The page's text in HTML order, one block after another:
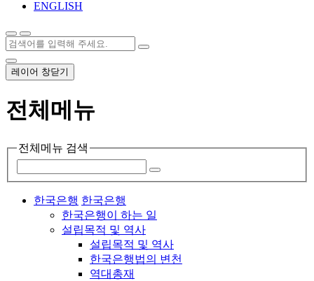
ENGLISH
레이어 창닫기
전체메뉴
전체메뉴 검색
한국은행 한국은행
한국은행이 하는 일
설립목적 및 역사
설립목적 및 역사
한국은행법의 변천
역대총재